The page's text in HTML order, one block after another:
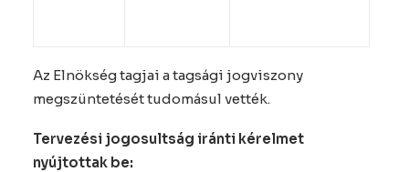
Az Elnökség tagjai a tagsági jogviszony
megszüntetését tudomásul vették.
Tervezési jogosultság iránti kérelmet
nyújtottak be: